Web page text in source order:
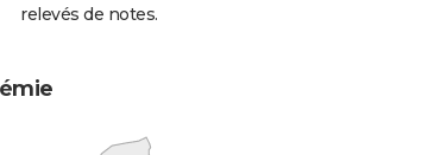
relevés de notes.